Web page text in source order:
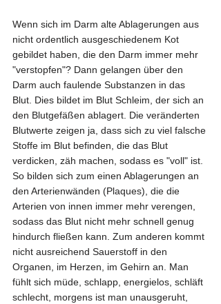
Wenn sich im Darm alte Ablagerungen aus
nicht ordentlich ausgeschiedenem Kot
gebildet haben, die den Darm immer mehr
"verstopfen"? Dann gelangen über den
Darm auch faulende Substanzen in das
Blut. Dies bildet im Blut Schleim, der sich an
den Blutgefäßen ablagert. Die veränderten
Blutwerte zeigen ja, dass sich zu viel falsche
Stoffe im Blut befinden, die das Blut
verdicken, zäh machen, sodass es "voll" ist.
So bilden sich zum einen Ablagerungen an
den Arterienwänden (Plaques), die die
Arterien von innen immer mehr verengen,
sodass das Blut nicht mehr schnell genug
hindurch fließen kann. Zum anderen kommt
nicht ausreichend Sauerstoff in den
Organen, im Herzen, im Gehirn an. Man
fühlt sich müde, schlapp, energielos, schläft
schlecht, morgens ist man unausgeruht,